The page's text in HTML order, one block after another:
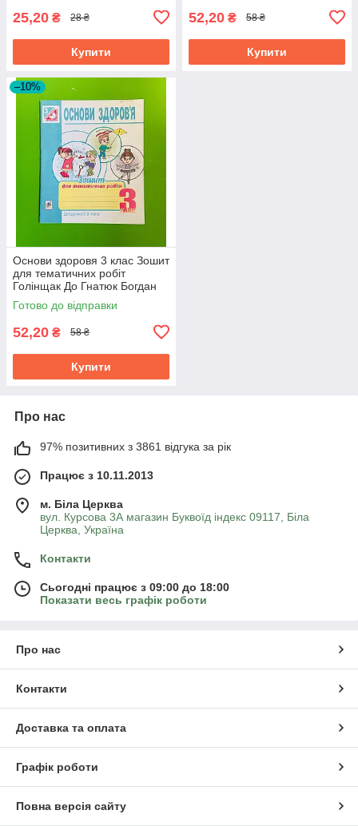
25,20 ₴ 28 ₴
Купити
52,20 ₴ 58 ₴
Купити
–10%
Основи здоровя 3 клас Зошит
для тематичних робіт
Голінщак До Гнатюк Богдан
Готово до відправки
52,20 ₴ 58 ₴
Купити
Про нас
97% позитивних з 3861 відгука за рік
Працює з 10.11.2013
м. Біла Церква
вул. Курсова 3А магазин Буквоїд індекс 09117, Біла
Церква, Україна
Контакти
Сьогодні працює з 09:00 до 18:00
Показати весь графік роботи
Про нас
Контакти
Доставка та оплата
Графік роботи
Повна версія сайту